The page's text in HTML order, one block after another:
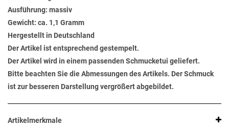
Ausführung: massiv
Gewicht: ca. 1,1 Gramm
Hergestellt in Deutschland
Der Artikel ist entsprechend gestempelt.
Der Artikel wird in einem passenden Schmucketui geliefert.
Bitte beachten Sie die Abmessungen des Artikels. Der Schmuck
ist zur besseren Darstellung vergrößert abgebildet.
Artikelmerkmale